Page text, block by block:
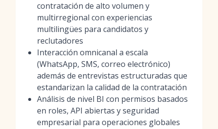
contratación de alto volumen y
multirregional con experiencias
multilingües para candidatos y
reclutadores
Interacción omnicanal a escala
(WhatsApp, SMS, correo electrónico)
además de entrevistas estructuradas que
estandarizan la calidad de la contratación
Análisis de nivel BI con permisos basados
en roles, API abiertas y seguridad
empresarial para operaciones globales